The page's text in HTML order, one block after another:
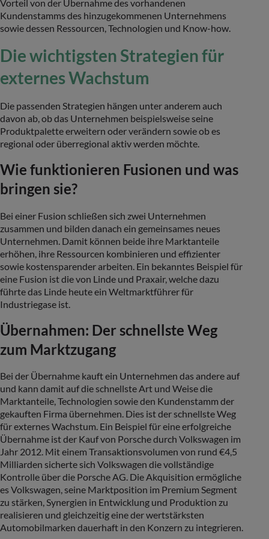
Vorteil von der Übernahme des vorhandenen
Kundenstamms des hinzugekommenen Unternehmens
sowie dessen Ressourcen, Technologien und Know-how.
Die wichtigsten Strategien für
externes Wachstum
Die passenden Strategien hängen unter anderem auch
davon ab, ob das Unternehmen beispielsweise seine
Produktpalette erweitern oder verändern sowie ob es
regional oder überregional aktiv werden möchte.
Wie funktionieren Fusionen und was
bringen sie?
Bei einer Fusion schließen sich zwei Unternehmen
zusammen und bilden danach ein gemeinsames neues
Unternehmen. Damit können beide ihre Marktanteile
erhöhen, ihre Ressourcen kombinieren und effizienter
sowie kostensparender arbeiten. Ein bekanntes Beispiel für
eine Fusion ist die von Linde und Praxair, welche dazu
führte das Linde heute ein Weltmarktführer für
Industriegase ist.
Übernahmen: Der schnellste Weg
zum Marktzugang
Bei der Übernahme kauft ein Unternehmen das andere auf
und kann damit auf die schnellste Art und Weise die
Marktanteile, Technologien sowie den Kundenstamm der
gekauften Firma übernehmen. Dies ist der schnellste Weg
für externes Wachstum. Ein Beispiel für eine erfolgreiche
Übernahme ist der Kauf von Porsche durch Volkswagen im
Jahr 2012. Mit einem Transaktionsvolumen von rund €4,5
Milliarden sicherte sich Volkswagen die vollständige
Kontrolle über die Porsche AG. Die Akquisition ermögliche
es Volkswagen, seine Marktposition im Premium Segment
zu stärken, Synergien in Entwicklung und Produktion zu
realisieren und gleichzeitig eine der wertstärksten
Automobilmarken dauerhaft in den Konzern zu integrieren.